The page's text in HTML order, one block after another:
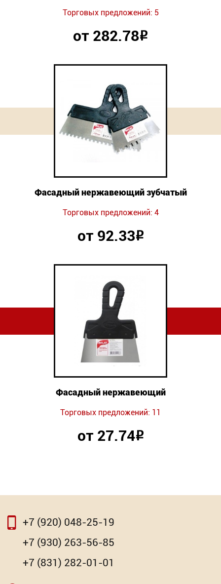
Торговых предложений: 5
от 282.78Р
Фасадный нержавеющий зубчатый
Торговых предложений: 4
от 92.33Р
Фасадный нержавеющий
Торговых предложений: 11
от 27.74Р
+7 (920) 048-25-19
+7 (930) 263-56-85
+7 (831) 282-01-01